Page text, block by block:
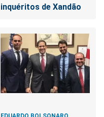
inquéritos de Xandão